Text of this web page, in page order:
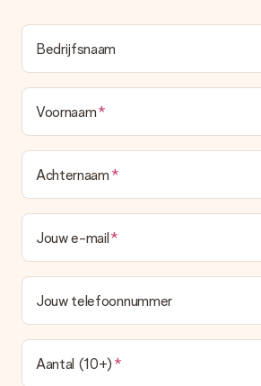
Bedrijfsnaam
Voornaam
Achternaam
Jouw e-mail
Jouw telefoonnummer
Aantal (10+)